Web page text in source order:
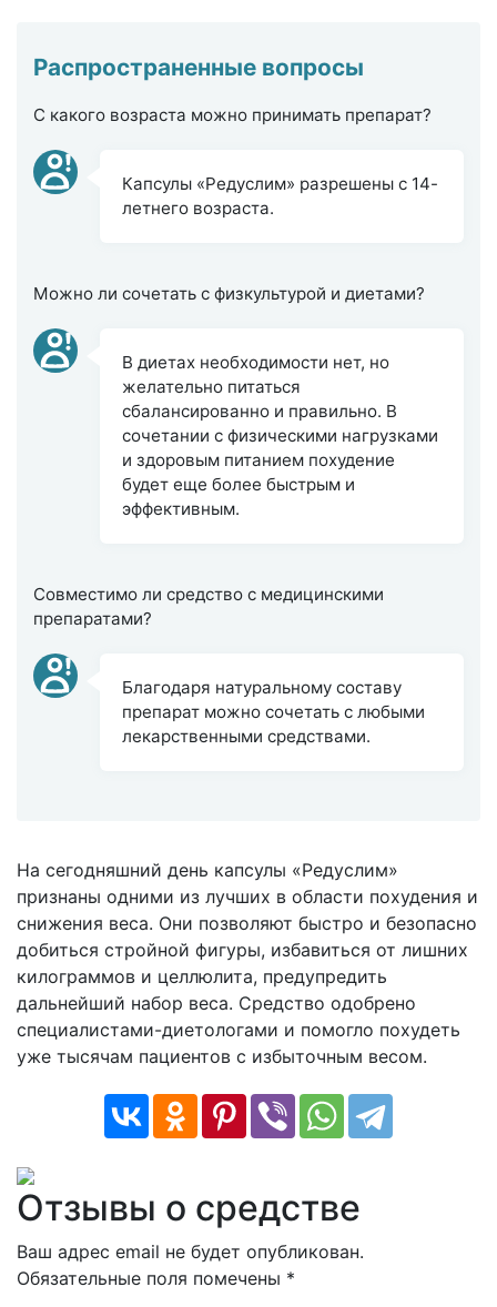
Распространенные вопросы
С какого возраста можно принимать препарат?
Капсулы «Редуслим» разрешены с 14-
летнего возраста.
Можно ли сочетать с физкультурой и диетами?
В диетах необходимости нет, но
желательно питаться
сбалансированно и правильно. В
сочетании с физическими нагрузками
и здоровым питанием похудение
будет еще более быстрым и
эффективным.
Совместимо ли средство с медицинскими
препаратами?
Благодаря натуральному составу
препарат можно сочетать с любыми
лекарственными средствами.
На сегодняшний день капсулы «Редуслим»
признаны одними из лучших в области похудения и
снижения веса. Они позволяют быстро и безопасно
добиться стройной фигуры, избавиться от лишних
килограммов и целлюлита, предупредить
дальнейший набор веса. Средство одобрено
специалистами-диетологами и помогло похудеть
уже тысячам пациентов с избыточным весом.
Отзывы о средстве
Ваш адрес email не будет опубликован.
Обязательные поля помечены *